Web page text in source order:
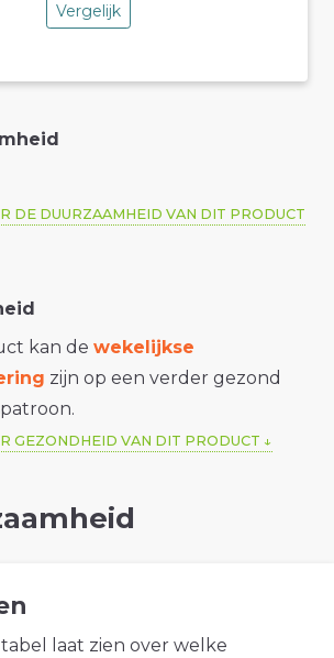
Vergelijk
DE DUURZAAMHEID VAN DIT PRODUCT
kan de wekelijkse
zijn op een verder gezond
GEZONDHEID VAN DIT PRODUCT
laat zien over welke